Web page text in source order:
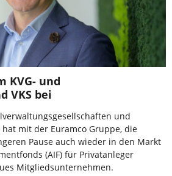
KVG- und
VKS bei
und
hat mit der Euramco Gruppe, die
Pause auch wieder in den Markt
(AIF) für Privatanleger
Mitgliedsunternehmen.